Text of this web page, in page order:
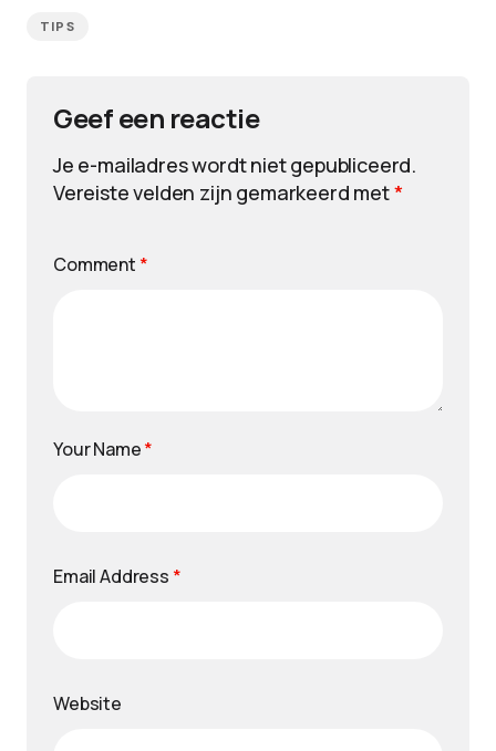
TIPS
Geef een reactie
Je e-mailadres wordt niet gepubliceerd.
Vereiste velden zijn gemarkeerd met*
Comment *
Your Name*
Email Address *
Website